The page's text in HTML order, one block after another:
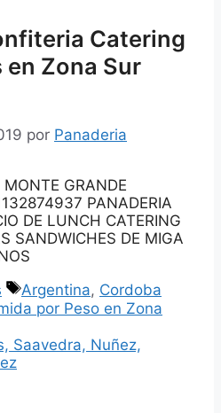
Catering
Zona Sur
por Panaderia
GRANDE
PANADERIA
DE LUNCH CATERING
SANDWICHES DE MIGA
Etiquetas
Argentina, Cordoba
por Peso en Zona
Saavedra, Nuñez,